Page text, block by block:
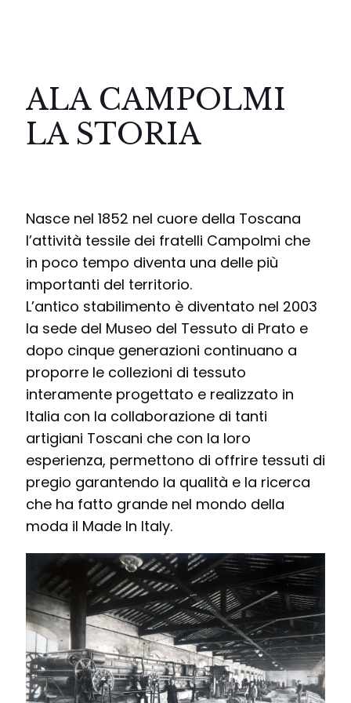
ALA CAMPOLMI
LA STORIA
Nasce nel 1852 nel cuore della Toscana
l’attività tessile dei fratelli Campolmi che
in poco tempo diventa una delle più
importanti del territorio.
L’antico stabilimento è diventato nel 2003
la sede del Museo del Tessuto di Prato e
dopo cinque generazioni continuano a
proporre le collezioni di tessuto
interamente progettato e realizzato in
Italia con la collaborazione di tanti
artigiani Toscani che con la loro
esperienza, permettono di offrire tessuti di
pregio garantendo la qualità e la ricerca
che ha fatto grande nel mondo della
moda il Made In Italy.